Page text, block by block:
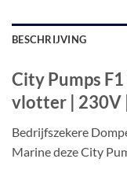
BESCHRIJVING
City Pumps
vlotter | 230V
Bedrijfszekere
Marine deze City